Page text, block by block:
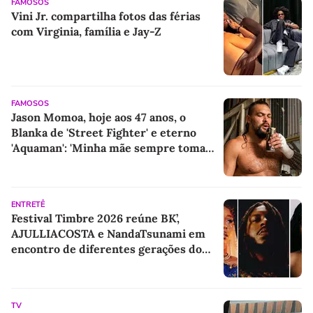
FAMOSOS
Vini Jr. compartilha fotos das férias
com Virginia, família e Jay-Z
FAMOSOS
Jason Momoa, hoje aos 47 anos, o
Blanka de 'Street Fighter' e eterno
'Aquaman': 'Minha mãe sempre tomava
ENTRETÊ
Festival Timbre 2026 reúne BK’,
AJULLIACOSTA e NandaTsunami em
encontro de diferentes gerações do
TV